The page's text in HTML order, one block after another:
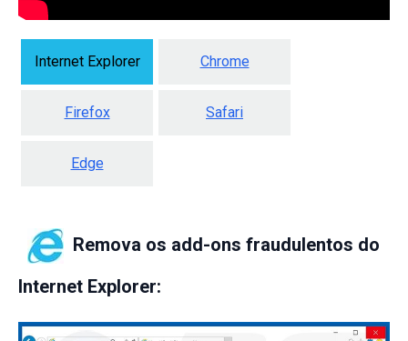
Internet Explorer Chrome
Firefox Safari
Edge
Remova os add-ons fraudulentos do
Internet Explorer: